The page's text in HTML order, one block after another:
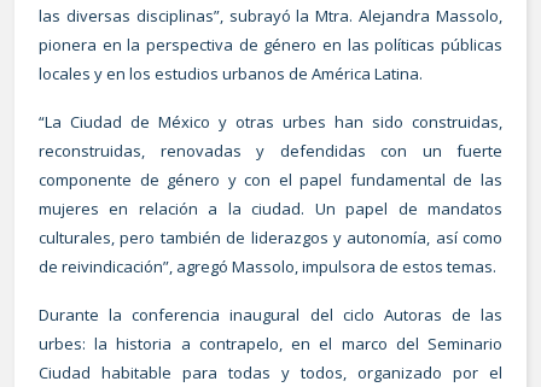
las diversas disciplinas”, subrayó la Mtra. Alejandra Massolo,
pionera en la perspectiva de género en las políticas públicas
locales y en los estudios urbanos de América Latina.
“La Ciudad de México y otras urbes han sido construidas,
reconstruidas, renovadas y defendidas con un fuerte
componente de género y con el papel fundamental de las
mujeres en relación a la ciudad. Un papel de mandatos
culturales, pero también de liderazgos y autonomía, así como
de reivindicación”, agregó Massolo, impulsora de estos temas.
Durante la conferencia inaugural del ciclo Autoras de las
urbes: la historia a contrapelo, en el marco del Seminario
Ciudad habitable para todas y todos, organizado por el